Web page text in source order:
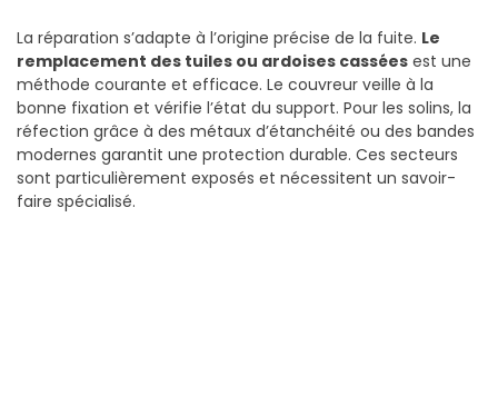
La réparation s’adapte à l’origine précise de la fuite. Le
remplacement des tuiles ou ardoises cassées est une
méthode courante et efficace. Le couvreur veille à la
bonne fixation et vérifie l’état du support. Pour les solins, la
réfection grâce à des métaux d’étanchéité ou des bandes
modernes garantit une protection durable. Ces secteurs
sont particulièrement exposés et nécessitent un savoir-
faire spécialisé.